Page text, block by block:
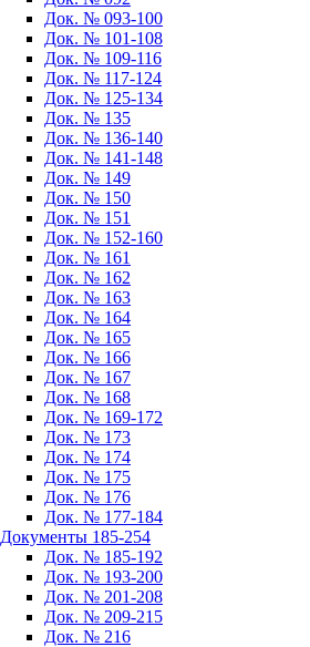
Док. № 093-100
Док. № 101-108
Док. № 109-116
Док. № 117-124
Док. № 125-134
Док. № 135
Док. № 136-140
Док. № 141-148
Док. № 149
Док. № 150
Док. № 151
Док. № 152-160
Док. № 161
Док. № 162
Док. № 163
Док. № 164
Док. № 165
Док. № 166
Док. № 167
Док. № 168
Док. № 169-172
Док. № 173
Док. № 174
Док. № 175
Док. № 176
Док. № 177-184
Документы 185-254
Док. № 185-192
Док. № 193-200
Док. № 201-208
Док. № 209-215
Док. № 216